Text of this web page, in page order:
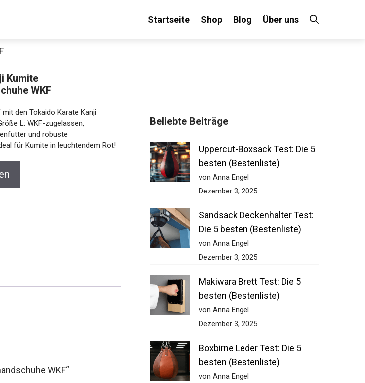
Startseite Shop Blog Über uns
Kumite
WKF
den Tokaido Karate Kanji
L: WKF-zugelassen,
und robuste
für Kumite in leuchtendem Rot!
WKF“
Beliebte Beiträge
Uppercut-Boxsack Test: Die 5
besten (Bestenliste)
von Anna Engel
Dezember 3, 2025
Sandsack Deckenhalter Test:
Die 5 besten (Bestenliste)
von Anna Engel
Dezember 3, 2025
Makiwara Brett Test: Die 5
besten (Bestenliste)
von Anna Engel
Dezember 3, 2025
Boxbirne Leder Test: Die 5
besten (Bestenliste)
von Anna Engel
Sale
Produkte im Sale bei Decathlon an!
anschauen